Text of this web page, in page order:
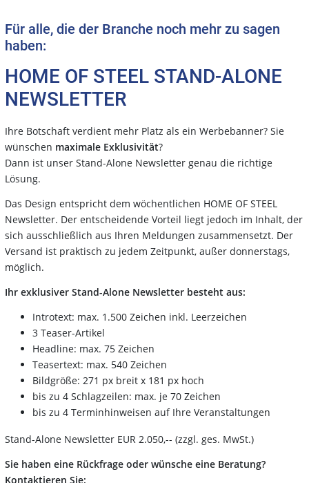
Für alle, die der Branche noch mehr zu sagen
haben:
HOME OF STEEL STAND-ALONE
NEWSLETTER
Ihre Botschaft verdient mehr Platz als ein Werbebanner? Sie
wünschen maximale Exklusivität?
Dann ist unser Stand-Alone Newsletter genau die richtige
Lösung.
Das Design entspricht dem wöchentlichen HOME OF STEEL
Newsletter. Der entscheidende Vorteil liegt jedoch im Inhalt, der
sich ausschließlich aus Ihren Meldungen zusammensetzt. Der
Versand ist praktisch zu jedem Zeitpunkt, außer donnerstags,
möglich.
Ihr exklusiver Stand-Alone Newsletter besteht aus:
Introtext: max. 1.500 Zeichen inkl. Leerzeichen
3 Teaser-Artikel
Headline: max. 75 Zeichen
Teasertext: max. 540 Zeichen
Bildgröße: 271 px breit x 181 px hoch
bis zu 4 Schlagzeilen: max. je 70 Zeichen
bis zu 4 Terminhinweisen auf Ihre Veranstaltungen
Stand-Alone Newsletter EUR 2.050,-- (zzgl. ges. MwSt.)
Sie haben eine Rückfrage oder wünsche eine Beratung?
Kontaktieren Sie: